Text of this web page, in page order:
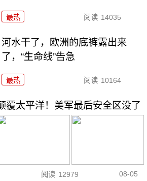
最热 阅读 14035
河水干了，欧洲的底裤露出来
了，“生命线”告急
最热 阅读 10164
覆太平洋！美军最后安全区没了
阅读 12979 08-05